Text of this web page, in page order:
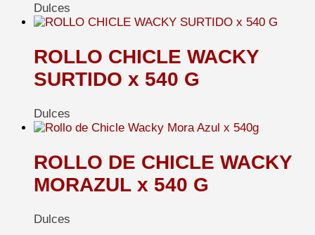
Dulces
ROLLO CHICLE WACKY
SURTIDO x 540 G
Dulces
ROLLO DE CHICLE WACKY
MORAZUL x 540 G
Dulces